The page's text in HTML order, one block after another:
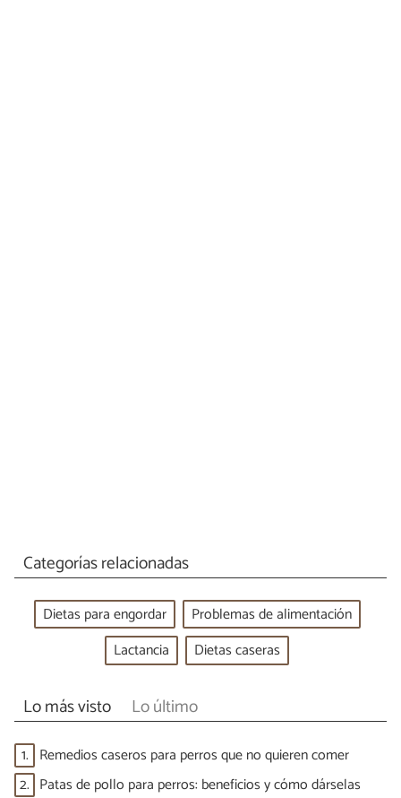
Categorías relacionadas
Dietas para engordar
Problemas de alimentación
Lactancia
Dietas caseras
Lo más visto Lo último
1. Remedios caseros para perros que no quieren comer
2. Patas de pollo para perros: beneficios y cómo dárselas